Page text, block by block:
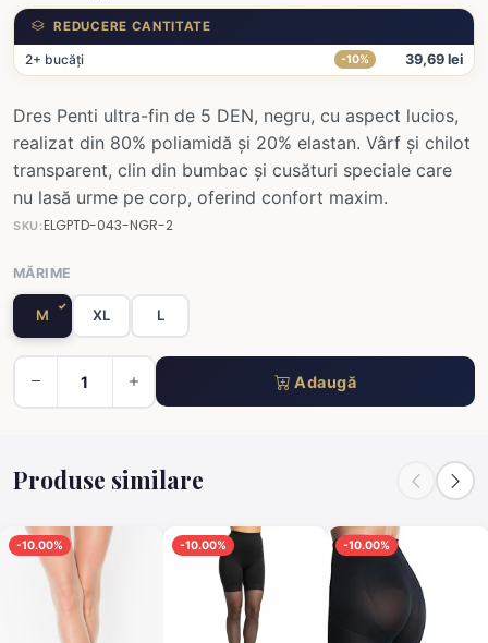
REDUCERE CANTITATE
2+ bucăți -10% 39,69 lei
Dres Penti ultra-fin de 5 DEN, negru, cu aspect lucios,
realizat din 80% poliamidă și 20% elastan. Vârf și chilot
transparent, clin din bumbac și cusături speciale care
nu lasă urme pe corp, oferind confort maxim.
SKU:ELGPTD-043-NGR-2
MĂRIME
M XL L
Adaugă
Produse similare
-10.00% -10.00% -10.00%